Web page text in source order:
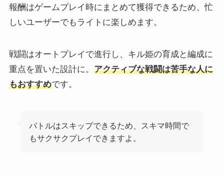
報酬はゲームプレイ時にまとめて獲得できるため、忙
しいユーザーでもライトに楽しめます。
戦闘はオートプレイで進行し、キル姫の育成と編成に
重点を置いた設計に。 アクティブな戦闘は苦手な人に
もおすすめです。
バトルはスキップできるため、スキマ時間で
もサクサクプレイできますよ。